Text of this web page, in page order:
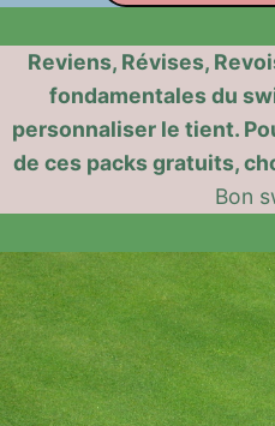
Reviens, Révises,
fondamentales du
personnaliser le tient.
de ces packs gratuits,
Bon